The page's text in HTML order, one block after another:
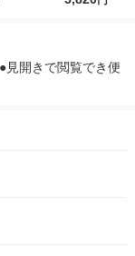
見開きで閲覧でき便